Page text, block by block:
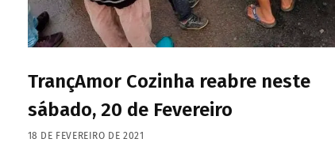
TrançAmor Cozinha reabre neste
sábado, 20 de Fevereiro
18 DE FEVEREIRO DE 2021